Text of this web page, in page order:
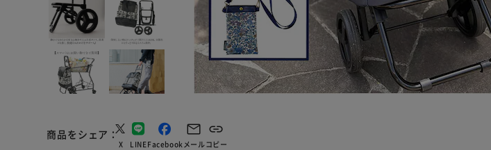
商品をシェア
X LINEFacebookメールコピー